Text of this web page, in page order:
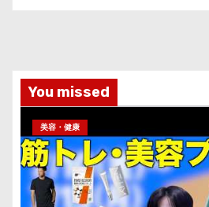
You missed
美容・健康